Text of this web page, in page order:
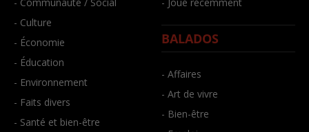
- Culture
- Économie
- Éducation
- Environnement
- Faits divers
- Santé et bien-être
BALADOS
- Affaires
- Art de vivre
- Bien-être